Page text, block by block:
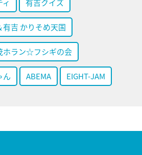
有吉クイズ
有吉 かりそめ天国
ホラン☆フシギの会
ん ABEMA EIGHT-JAM